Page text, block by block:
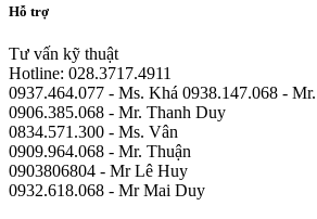
Hỗ trợ
Tư vấn kỹ thuật
Hotline: 028.3717.4911
0937.464.077 - Ms. Khá 0938.147.068 -
0906.385.068 - Mr. Thanh Duy
0834.571.300 - Ms. Vân
0909.964.068 - Mr. Thuận
0903806804 - Mr Lê Huy
0932.618.068 - Mr Mai Duy